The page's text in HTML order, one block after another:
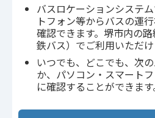
バスロケーションシステ
トフォン等からバスの運
確認できます。堺市内の
鉄バス）でご利用いただけ
いつでも、どこでも、次
か、パソコン・スマート
に確認することができます